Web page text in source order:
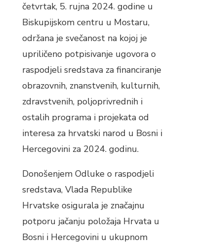
četvrtak, 5. rujna 2024. godine u
Biskupijskom centru u Mostaru,
održana je svečanost na kojoj je
upriličeno potpisivanje ugovora o
raspodjeli sredstava za financiranje
obrazovnih, znanstvenih, kulturnih,
zdravstvenih, poljoprivrednih i
ostalih programa i projekata od
interesa za hrvatski narod u Bosni i
Hercegovini za 2024. godinu.
Donošenjem Odluke o raspodjeli
sredstava, Vlada Republike
Hrvatske osigurala je značajnu
potporu jačanju položaja Hrvata u
Bosni i Hercegovini u ukupnom